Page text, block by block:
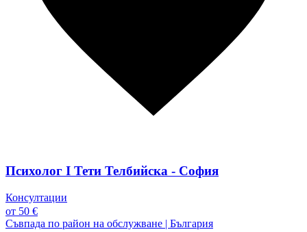
Психолог I Тети Телбийска - София
Консултации
от 50 €
Съвпада по район на обслужване | България